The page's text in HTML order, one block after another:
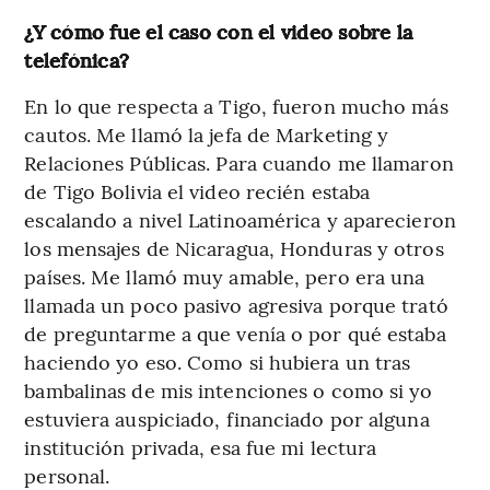
¿Y cómo fue el caso con el video sobre la
telefónica?
En lo que respecta a Tigo, fueron mucho más
cautos. Me llamó la jefa de Marketing y
Relaciones Públicas. Para cuando me llamaron
de Tigo Bolivia el video recién estaba
escalando a nivel Latinoamérica y aparecieron
los mensajes de Nicaragua, Honduras y otros
países. Me llamó muy amable, pero era una
llamada un poco pasivo agresiva porque trató
de preguntarme a que venía o por qué estaba
haciendo yo eso. Como si hubiera un tras
bambalinas de mis intenciones o como si yo
estuviera auspiciado, financiado por alguna
institución privada, esa fue mi lectura
personal.